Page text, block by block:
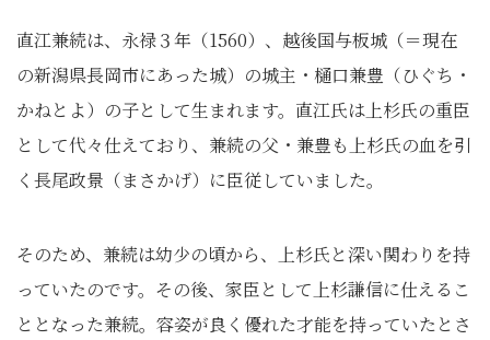
直江兼続は、永禄３年（1560）、越後国与板城（＝現在
の新潟県長岡市にあった城）の城主・樋口兼豊（ひぐち・
かねとよ）の子として生まれます。直江氏は上杉氏の重臣
として代々仕えており、兼続の父・兼豊も上杉氏の血を引
く長尾政景（まさかげ）に臣従していました。
そのため、兼続は幼少の頃から、上杉氏と深い関わりを持
っていたのです。その後、家臣として上杉謙信に仕えるこ
ととなった兼続。容姿が良く優れた才能を持っていたとさ